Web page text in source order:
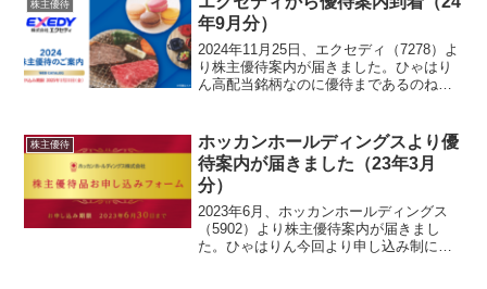
円相当）を選択しま...
株主優待
年9月分）
2024年11月25日、エクセディ（7278）よ
り株主優待案内が届きました。ひゃはり
ん高配当銘柄なのに優待まであるのね～
3,000円相当のWEBカタログギフトひゃ...
株主優待
ホッカンホールディングスより優
待案内が届きました（23年3月
分）
2023年6月、ホッカンホールディングス
（5902）より株主優待案内が届きまし
た。ひゃはりん今回より申し込み制にな